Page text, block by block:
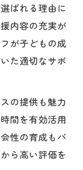
モチベーシ
の魅力
心な居場
手厚い個
ばれる理由に
内容の充実が
が子どもの成
た適切なサポ
の提供も魅力
間を有効活用
性の育成もバ
ら高い評価を